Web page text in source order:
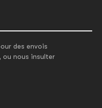
des envois
ou nous insulter